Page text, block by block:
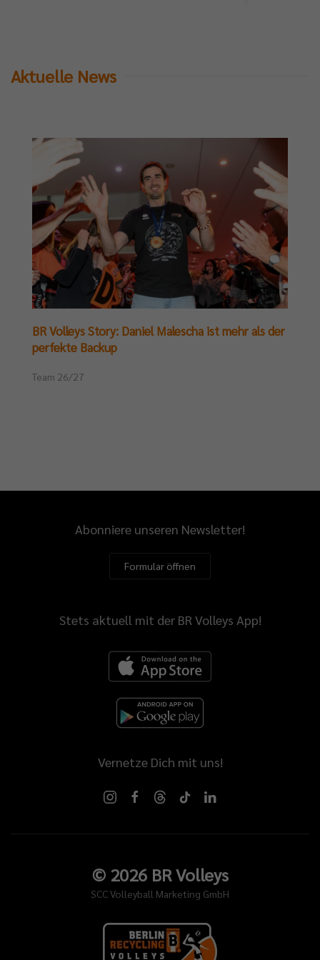
Aktuelle News
BR Volleys Story: Daniel Malescha ist mehr als der
perfekte Backup
Team 26/27
Abonniere unseren Newsletter!
Formular öffnen
Stets aktuell mit der BR Volleys App!
Vernetze Dich mit uns!
© 2026BR Volleys
SCC Volleyball Marketing GmbH